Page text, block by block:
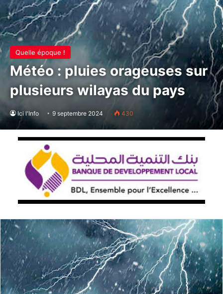
Quelle époque !
Météo : pluies orageuses sur
plusieurs wilayas du pays
Ici l'Info 9 septembre 2024 430